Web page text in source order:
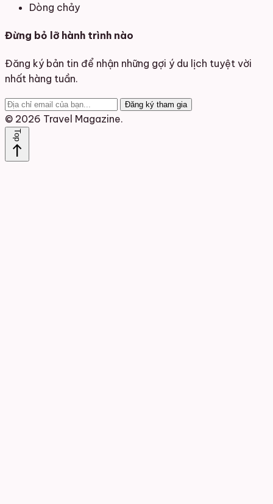
Dòng chảy
Đừng bỏ lỡ hành trình nào
Đăng ký bản tin để nhận những gợi ý du lịch tuyệt vời
nhất hàng tuần.
Đăng ký tham gia
© 2026 Travel Magazine.
Top
north